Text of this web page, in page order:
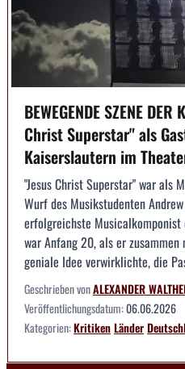
BEWEGENDE SZENE
Christ Superstar" als
Kaiserslautern im
"Jesus Christ Superstar" war als
Wurf des Musikstudenten
erfolgreichste Musicalkomponist
war Anfang 20, als er
geniale Idee verwirklichte, die
Geschrieben vonALEXANDER
Veröffentlichungsdatum:06.06.2026
Kategorien:KritikenLänder